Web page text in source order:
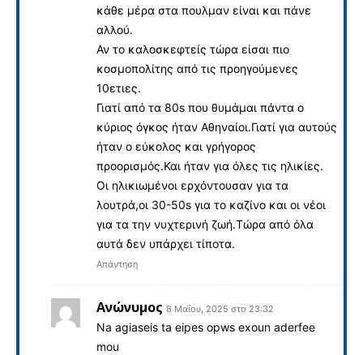
κάθε μέρα στα πουλμαν είναι και πάνε
αλλού.
Αν το καλοσκεφτείς τώρα είσαι πιο
κοσμοπολίτης από τις προηγούμενες
10ετιες.
Γιατί από τα 80s που θυμάμαι πάντα ο
κύριος όγκος ήταν Αθηναίοι.Γιατί για αυτούς
ήταν ο εύκολος και γρήγορος
προορισμός.Και ήταν για όλες τις ηλικίες.
Οι ηλικιωμένοι ερχόντουσαν για τα
λουτρά,οι 30-50s για το καζίνο και οι νέοι
για τα την νυχτερινή ζωή.Τώρα από όλα
αυτά δεν υπάρχει τίποτα.
Απάντηση
Ανώνυμος 8 Μαΐου, 2025 στο 23:32
Na agiaseis ta eipes opws exoun aderfee
mou